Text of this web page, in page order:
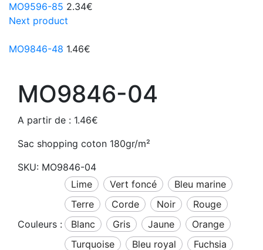
MO9596-85 2.34€
Next product
MO9846-48 1.46€
MO9846-04
A partir de : 1.46€
Sac shopping coton 180gr/m²
SKU: MO9846-04
Couleurs :
lime vert foncé
bleu marine
Terre
corde noir
rouge
blanc
gris jaune
orange
turquoise
bleu royal
fuchsia